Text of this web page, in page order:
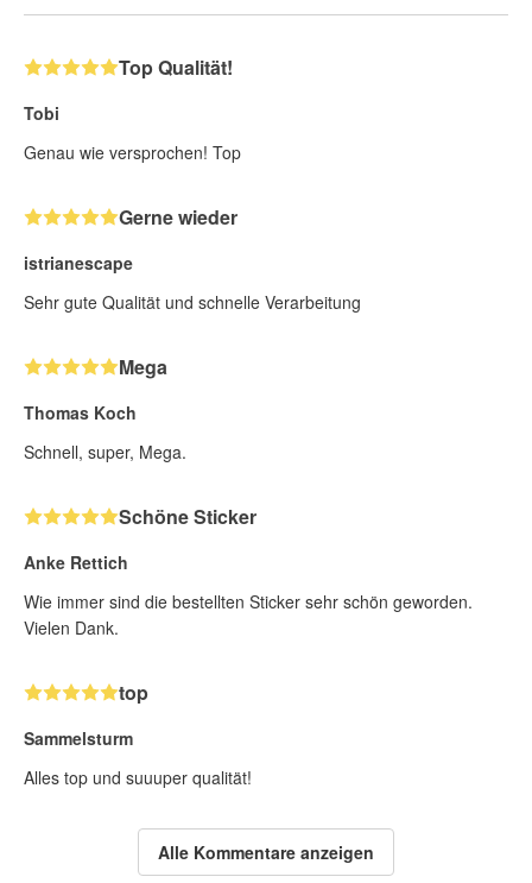
Top Qualität!
Tobi
Genau wie versprochen! Top
Gerne wieder
istrianescape
Sehr gute Qualität und schnelle Verarbeitung
Mega
Thomas Koch
Schnell, super, Mega.
Schöne Sticker
Anke Rettich
Wie immer sind die bestellten Sticker sehr schön geworden.
Vielen Dank.
top
Sammelsturm
Alles top und suuuper qualität!
Alle Kommentare anzeigen